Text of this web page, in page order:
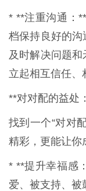
* **注重沟通：
档保持良好的沟
及时解决问题
立起相互信任、
**对对配的益处
找到一个“对对
精彩，更能让你
* **提升幸福感
爱、被支持、被